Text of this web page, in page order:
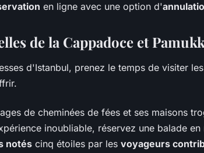
en ligne avec une option d'
de la Cappadoce et
d'Istanbul, prenez le temps de visiter
de cheminées de fées et ses maisons
inoubliable, réservez une balade
notés cinq étoiles par les voyageurs